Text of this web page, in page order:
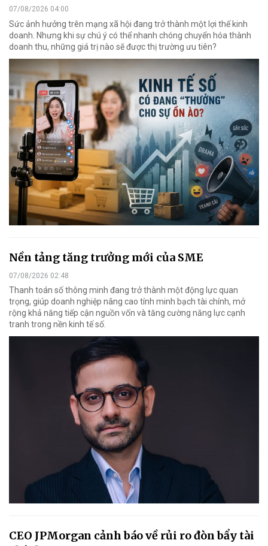
07/08/2026 04:00
Sức ảnh hưởng trên mạng xã hội đang trở thành một lợi thế kinh
doanh. Nhưng khi sự chú ý có thể nhanh chóng chuyển hóa thành
doanh thu, những giá trị nào sẽ được thị trường ưu tiên?
Nền tảng tăng trưởng mới của SME
07/08/2026 02:48
Thanh toán số thông minh đang trở thành một động lực quan
trọng, giúp doanh nghiệp nâng cao tính minh bạch tài chính, mở
rộng khả năng tiếp cận nguồn vốn và tăng cường năng lực cạnh
tranh trong nền kinh tế số.
CEO JPMorgan cảnh báo về rủi ro đòn bẩy tài